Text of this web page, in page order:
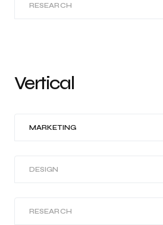
RESEARCH
Vertical
MARKETING
DESIGN
RESEARCH